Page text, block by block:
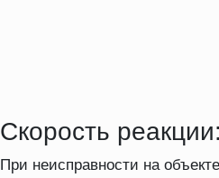
Скорость реакции:
При неисправности на